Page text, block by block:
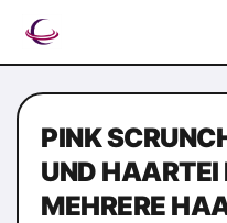
PINK
UND HAARTEI
MEHRERE